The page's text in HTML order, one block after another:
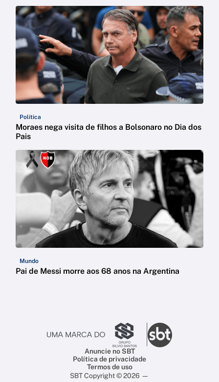
Política
Moraes nega visita de filhos a Bolsonaro no Dia dos
Pais
Mundo
Pai de Messi morre aos 68 anos na Argentina
Anuncie no SBT
Política de privacidade
Termos de uso
SBT Copyright © 2026 —